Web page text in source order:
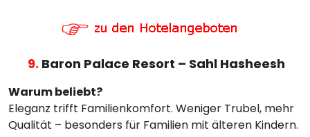
9. Baron Palace Resort – Sahl Hasheesh
Warum beliebt?
Eleganz trifft Familienkomfort. Weniger Trubel, mehr
Qualität – besonders für Familien mit älteren Kindern.